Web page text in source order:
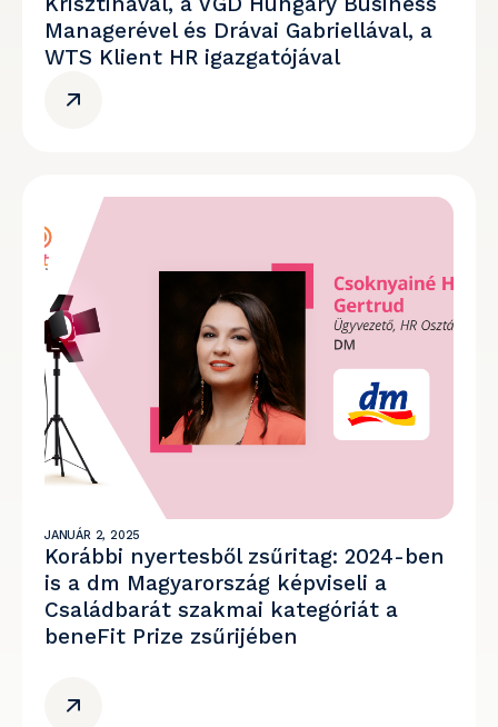
Managerével és Drávai Gabriellával, a
WTS Klient HR igazgatójával
JANUÁR 2, 2025
Korábbi nyertesből zsűritag: 2024-ben
is a dm Magyarország képviseli a
Családbarát szakmai kategóriát a
beneFit Prize zsűrijében